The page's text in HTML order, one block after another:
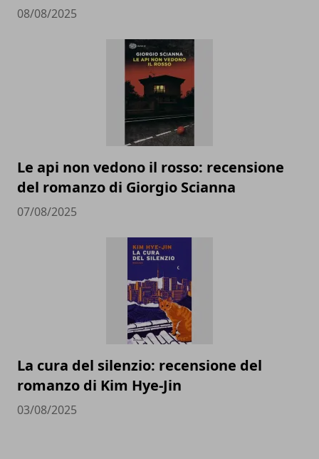
08/08/2025
Le api non vedono il rosso: recensione
del romanzo di Giorgio Scianna
07/08/2025
La cura del silenzio: recensione del
romanzo di Kim Hye-Jin
03/08/2025